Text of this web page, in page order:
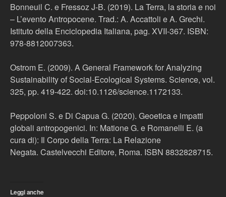
Bonneuil C. e Fressoz J-B. (2019). La Terra, la storia e noi
– L’evento Antropocene. Trad.: A. Accattoli e A. Grechi.
Istituto della Enciclopedia Italiana, pag. XVII-367. ISBN:
978-8812007363.
Ostrom E. (2009). A General Framework for Analyzing
Sustainability of Social-Ecological Systems. Science, vol.
325, pp. 419-422. doi:10.1126/science.1172133.
Peppoloni S. e Di Capua G. (2020). Geoetica e impatti
globali antropogenici. In: Matione G. e Romanelli E. (a
cura di): Il Corpo della Terra: La Relazione
Negata. Castelvecchi Editore, Roma. ISBN 8832828715.
Leggi anche